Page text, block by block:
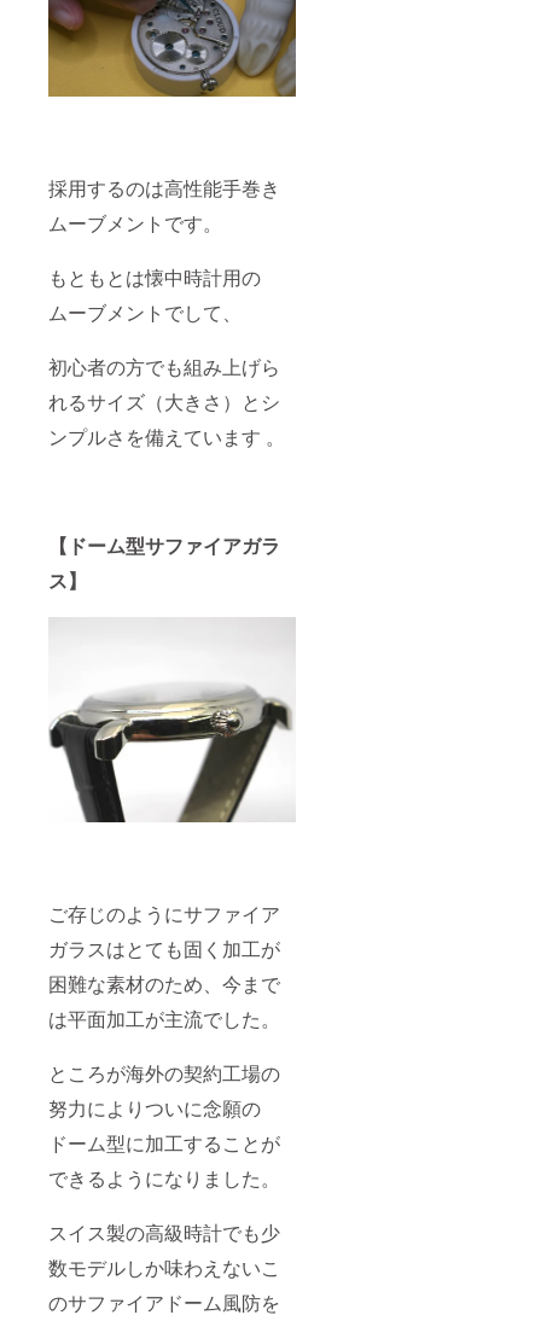
採用するのは高性能手巻き
ムーブメントです。
もともとは懐中時計用の
ムーブメントでして、
初心者の方でも組み上げら
れるサイズ（大きさ）とシ
ンプルさを備えています 。
【ドーム型サファイアガラ
ス】
ご存じのようにサファイア
ガラスはとても固く加工が
困難な素材のため、今まで
は平面加工が主流でした。
ところが海外の契約工場の
努力によりついに念願の
ドーム型に加工することが
できるようになりました。
スイス製の高級時計でも少
数モデルしか味わえないこ
のサファイアドーム風防を